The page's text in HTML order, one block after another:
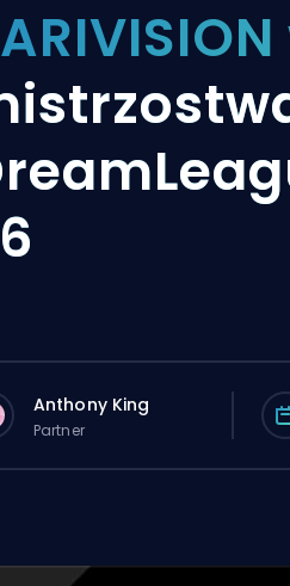
Anthony King
Partner